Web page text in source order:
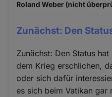
Roland Weber (nicht
Zunächst: Den
Zunächst: Den Status
dem Krieg erschlichen,
oder sich dafür
es sich beim Vatikan gar